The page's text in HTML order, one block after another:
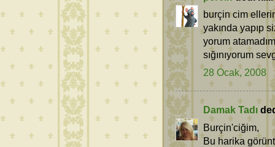
burçin cim
yakında yapıp
yorum
sığınıyorum
28 Ocak, 2008
Damak Tadı
Burçin'ciğim,
Bu harika